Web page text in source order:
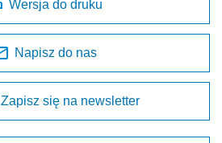
Wersja do druku
Napisz do nas
Zapisz się na newsletter